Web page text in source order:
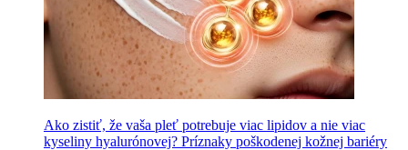
Ako zistiť, že vaša pleť potrebuje viac lipidov a nie viac
kyseliny hyalurónovej? Príznaky poškodenej kožnej bariéry